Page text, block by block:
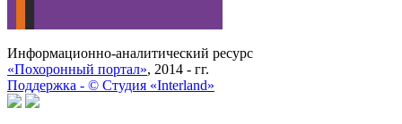
Информационно-аналитический ресурс
«Похоронный портал», 2014 - гг.
Поддержка - © Cтудия «Interland»